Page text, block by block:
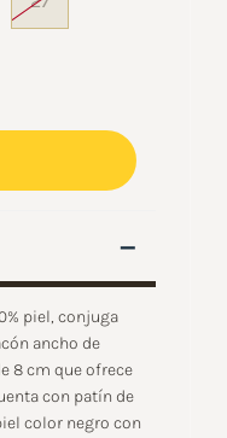
–
piel, conjuga
ancho de
8 cm que ofrece
con patín de
color negro con